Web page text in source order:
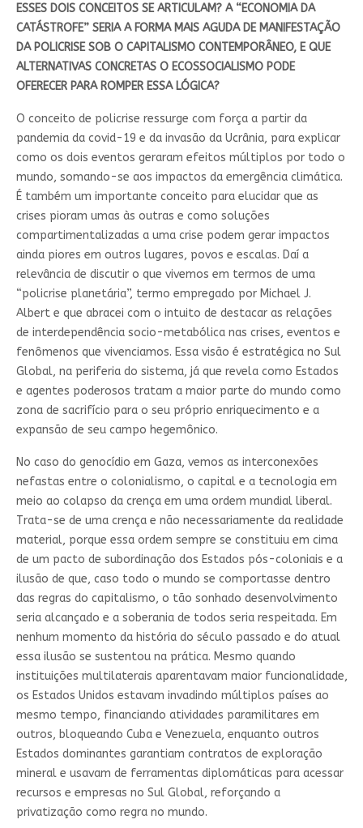
ESSES DOIS CONCEITOS SE ARTICULAM? A “ECONOMIA DA
CATÁSTROFE” SERIA A FORMA MAIS AGUDA DE MANIFESTAÇÃO
DA POLICRISE SOB O CAPITALISMO CONTEMPORÂNEO, E QUE
ALTERNATIVAS CONCRETAS O ECOSSOCIALISMO PODE
OFERECER PARA ROMPER ESSA LÓGICA?
O conceito de policrise ressurge com força a partir da
pandemia da covid-19 e da invasão da Ucrânia, para explicar
como os dois eventos geraram efeitos múltiplos por todo o
mundo, somando-se aos impactos da emergência climática.
É também um importante conceito para elucidar que as
crises pioram umas às outras e como soluções
compartimentalizadas a uma crise podem gerar impactos
ainda piores em outros lugares, povos e escalas. Daí a
relevância de discutir o que vivemos em termos de uma
“policrise planetária”, termo empregado por Michael J.
Albert e que abracei com o intuito de destacar as relações
de interdependência socio-metabólica nas crises, eventos e
fenômenos que vivenciamos. Essa visão é estratégica no Sul
Global, na periferia do sistema, já que revela como Estados
e agentes poderosos tratam a maior parte do mundo como
zona de sacrifício para o seu próprio enriquecimento e a
expansão de seu campo hegemônico.
No caso do genocídio em Gaza, vemos as interconexões
nefastas entre o colonialismo, o capital e a tecnologia em
meio ao colapso da crença em uma ordem mundial liberal.
Trata-se de uma crença e não necessariamente da realidade
material, porque essa ordem sempre se constituiu em cima
de um pacto de subordinação dos Estados pós-coloniais e a
ilusão de que, caso todo o mundo se comportasse dentro
das regras do capitalismo, o tão sonhado desenvolvimento
seria alcançado e a soberania de todos seria respeitada. Em
nenhum momento da história do século passado e do atual
essa ilusão se sustentou na prática. Mesmo quando
instituições multilaterais aparentavam maior funcionalidade,
os Estados Unidos estavam invadindo múltiplos países ao
mesmo tempo, financiando atividades paramilitares em
outros, bloqueando Cuba e Venezuela, enquanto outros
Estados dominantes garantiam contratos de exploração
mineral e usavam de ferramentas diplomáticas para acessar
recursos e empresas no Sul Global, reforçando a
privatização como regra no mundo.